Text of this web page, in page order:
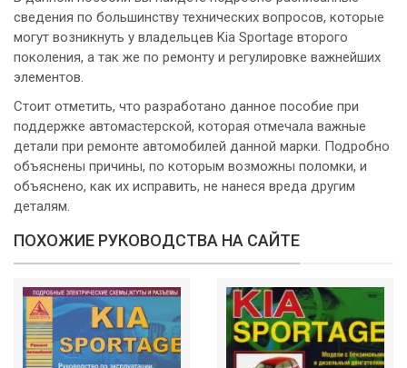
сведения по большинству технических вопросов, которые
могут возникнуть у владельцев Kia Sportage второго
поколения, а так же по ремонту и регулировке важнейших
элементов.
Стоит отметить, что разработано данное пособие при
поддержке автомастерской, которая отмечала важные
детали при ремонте автомобилей данной марки. Подробно
объяснены причины, по которым возможны поломки, и
объяснено, как их исправить, не нанеся вреда другим
деталям.
ПОХОЖИЕ РУКОВОДСТВА НА САЙТЕ